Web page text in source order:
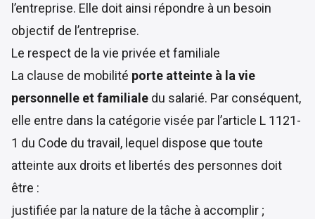
l’entreprise. Elle doit ainsi répondre à un besoin
objectif de l’entreprise.
Le respect de la vie privée et familiale
La clause de mobilité porte atteinte à la vie
personnelle et familiale du salarié. Par conséquent,
elle entre dans la catégorie visée par l’article L 1121-
1 du Code du travail , lequel dispose que toute
atteinte aux droits et libertés des personnes doit
être :
justifiée par la nature de la tâche à accomplir ;